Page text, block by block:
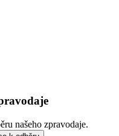
našeho zpravodaje.